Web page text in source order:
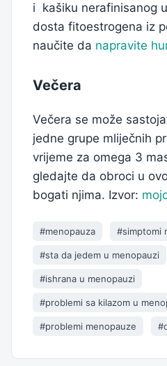
i kašiku nerafinisanog
dosta fitoestrogena iz
naučite da napravite
Večera
Večera se može
jedne grupe mliječnih
vrijeme za omega 3
gledajte da obroci u
bogati njima. Izvor:
#menopauza #simptomi
#sta da jedem u menopauzi
#ishrana u menopauzi
#problemi sa kilazom u
#problemi menopauze